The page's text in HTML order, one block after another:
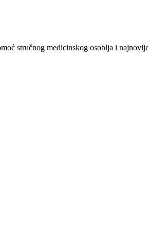
stručnog medicinskog osoblja i